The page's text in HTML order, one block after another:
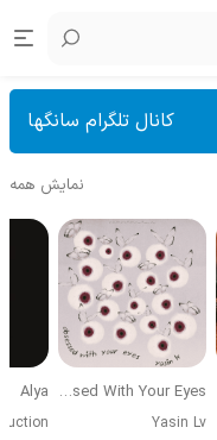
کانال تلگرام سانگها
نمایش همه
Obsessed With Your Eyes
Yasin Lv
Alya